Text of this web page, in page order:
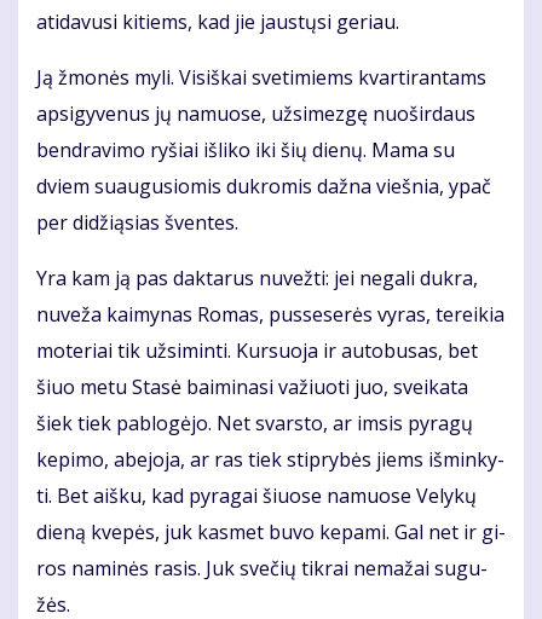
ati­da­vu­si ki­tiems, kad jie jaus­tų­si ge­riau.
Ją žmo­nės my­li. Vi­siš­kai sve­ti­miems kvar­ti­ran­tams
ap­si­gy­ve­nus jų na­muo­se, už­si­mez­gę nuo­šir­daus
ben­dra­vi­mo ry­šiai iš­li­ko iki šių die­nų. Ma­ma su
dviem su­au­gu­sio­mis duk­ro­mis daž­na vieš­nia, ypač
per di­dži­ą­sias šven­tes.
Yra kam ją pas dak­ta­rus nu­vež­ti: jei ne­ga­li duk­ra,
nu­ve­ža kai­my­nas Ro­mas, pus­se­se­rės vy­ras, te­rei­kia
mo­te­riai tik už­si­min­ti. Kur­suo­ja ir au­to­bu­sas, bet
šiuo me­tu Sta­sė bai­mi­na­si va­žiuo­ti juo, svei­ka­ta
šiek tiek pa­blo­gė­jo. Net svars­to, ar im­sis py­ra­gų
ke­pi­mo, abe­jo­ja, ar ras tiek stip­ry­bės jiems iš­min­ky­
ti. Bet aiš­ku, kad py­ra­gai šiuo­se na­muo­se Ve­ly­kų
die­ną kve­pės, juk kas­met bu­vo ke­pa­mi. Gal net ir gi­
ros na­mi­nės ra­sis. Juk sve­čių tik­rai ne­ma­žai su­gu­
žės.